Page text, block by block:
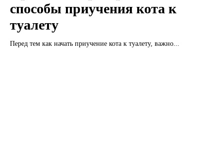
способы приучения кота к
туалету
Перед тем как начать приучение кота к туалету, важно...